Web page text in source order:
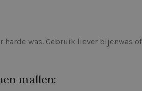
was. Gebruik liever bijenwas
mallen: